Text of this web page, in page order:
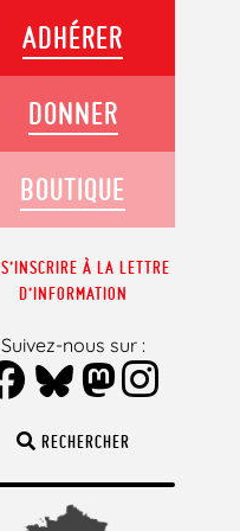
RECHERCHER
ADHÉRER
DONNER
BOUTIQUE
S’INSCRIRE À LA LETTRE
D’INFORMATION
Suivez-nous sur :